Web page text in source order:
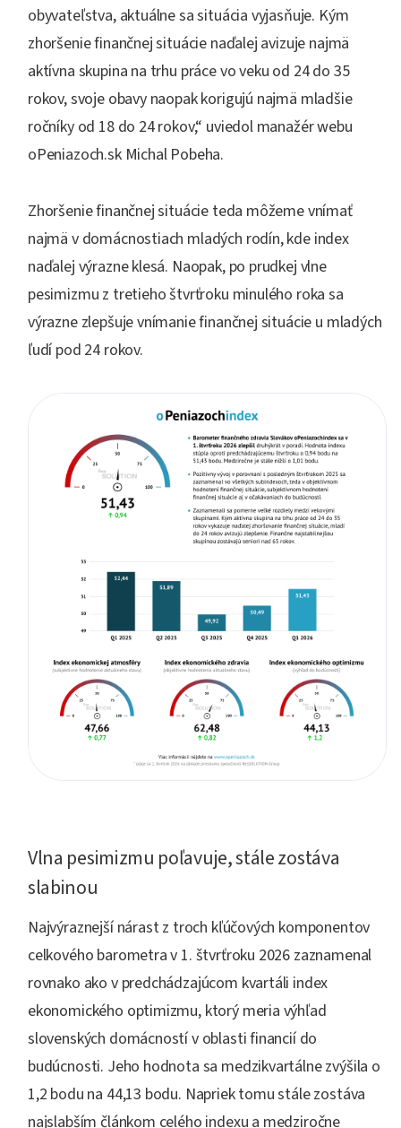
obyvateľstva, aktuálne sa situácia vyjasňuje. Kým
zhoršenie finančnej situácie naďalej avizuje najmä
aktívna skupina na trhu práce vo veku od 24 do 35
rokov, svoje obavy naopak korigujú najmä mladšie
ročníky od 18 do 24 rokov,“ uviedol manažér webu
oPeniazoch.sk Michal Pobeha.
Zhoršenie finančnej situácie teda môžeme vnímať
najmä v domácnostiach mladých rodín, kde index
naďalej výrazne klesá. Naopak, po prudkej vlne
pesimizmu z tretieho štvrťroku minulého roka sa
výrazne zlepšuje vnímanie finančnej situácie u mladých
ľudí pod 24 rokov.
Vlna pesimizmu poľavuje, stále zostáva
slabinou
Najvýraznejší nárast z troch kľúčových komponentov
celkového barometra v 1. štvrťroku 2026 zaznamenal
rovnako ako v predchádzajúcom kvartáli index
ekonomického optimizmu, ktorý meria výhľad
slovenských domácností v oblasti financií do
budúcnosti. Jeho hodnota sa medzikvartálne zvýšila o
1,2 bodu na 44,13 bodu. Napriek tomu stále zostáva
najslabším článkom celého indexu a medziročne